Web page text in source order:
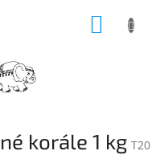
korále 1 kg T20